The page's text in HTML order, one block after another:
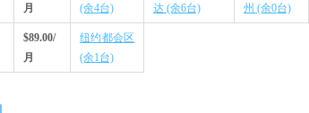
月
(余4台)
达 (余6台)
州 (余0台)
$89.00/
月
纽约都会区
(余1台)